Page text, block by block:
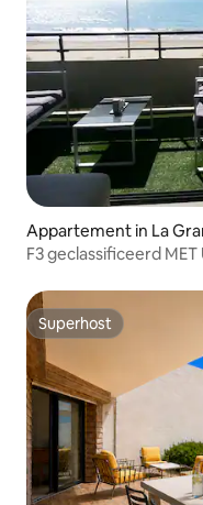
Appartement in La
F3 geclassificeerd MET
Superhost
Superhost